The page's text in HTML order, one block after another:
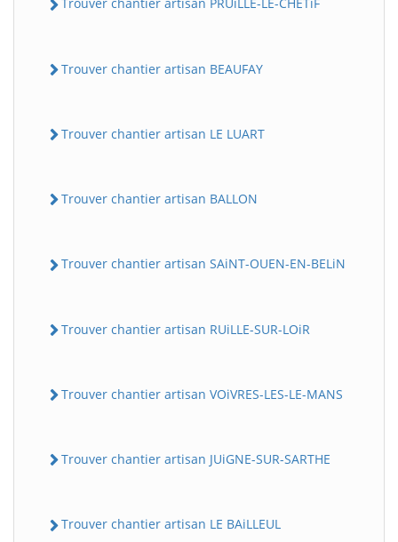
Trouver chantier artisan BEAUFAY
Trouver chantier artisan LE LUART
Trouver chantier artisan BALLON
Trouver chantier artisan SAiNT-OUEN-EN-BELiN
Trouver chantier artisan RUiLLE-SUR-LOiR
Trouver chantier artisan VOiVRES-LES-LE-MANS
Trouver chantier artisan JUiGNE-SUR-SARTHE
Trouver chantier artisan LE BAiLLEUL